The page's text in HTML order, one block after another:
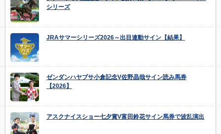
シリーズ
JRAサマーシリーズ2026～出目連動サイン【結果】
ゼンダンハヤブサ小倉記念V佐野晶哉サイン読み馬券
【2026】
アスクナイスショー七夕賞V富田鈴花サイン馬券で波乱演出